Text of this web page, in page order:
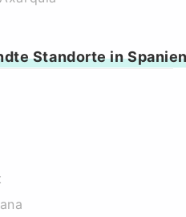
Standorte in